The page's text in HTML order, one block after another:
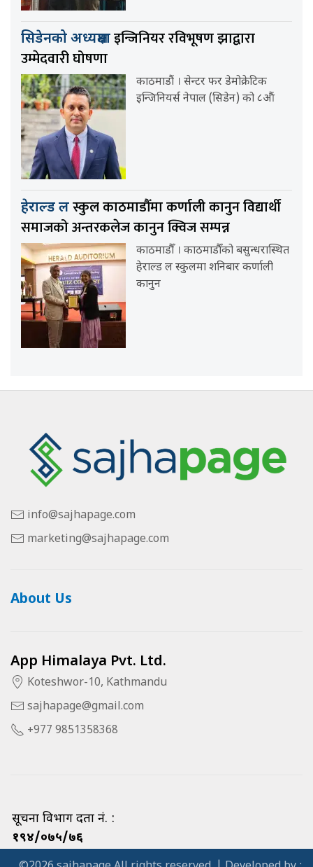
सिडेनको अध्यक्षमाइन्जिनियर रविभूषण झाद्वारा
उम्मेदवारी घोषणा
काठमाडौं । सेन्टर फर डेमोक्रेटिक
इन्जिनियर्स नेपाल (सिडेन) को ८औं
हेराल्ड लस्कुल काठमाडौँमा कर्णाली कानुन विद्यार्थी
समाजको अन्तरकलेज कानुन क्विज सम्पन्न
काठमाडौँ । काठमाडौँको बसुन्धरास्थित
हेराल्ड ल स्कुलमा शनिबार कर्णाली
कानुन
info@sajhapage.com
marketing@sajhapage.com
About Us
App Himalaya Pvt. Ltd.
Koteshwor-10, Kathmandu
sajhapage@gmail.com
+977 9851358368
सूचना विभाग दर्ता नं. :
१९४/०७५/७६